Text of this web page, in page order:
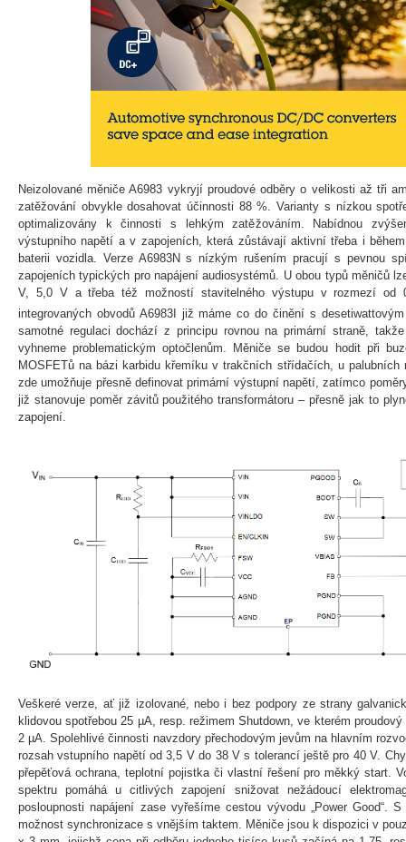
Neizolované měniče A6983 vykryjí proudové odběry o velikosti až tři
zatěžování obvykle dosahovat účinnosti 88 %. Varianty s nízkou
optimalizovány k činnosti s lehkým zatěžováním. Nabídnou
výstupního napětí a v zapojeních, která zůstávají aktivní třeba i
baterii vozidla. Verze A6983N s nízkým rušením pracují s pevnou
zapojeních typických pro napájení audiosystémů. U obou typů měničů
V, 5,0 V a třeba též možností stavitelného výstupu v rozmezí
integrovaných obvodů A6983I již máme co do činění s
samotné regulaci dochází z principu rovnou na primární straně,
vyhneme problematickým optočlenům. Měniče se budou hodit při
MOSFETů na bázi karbidu křemíku v trakčních střídačích, u palubních
zde umožňuje přesně definovat primární výstupní napětí, zatímco
již stanovuje poměr závitů použitého transformátoru – přesně jak to
zapojení.
Veškeré verze, ať již izolované, nebo i bez podpory ze strany
klidovou spotřebou 25 µA, resp. režimem Shutdown, ve kterém
2 µA. Spolehlivé činnosti navzdory přechodovým jevům na hlavním
rozsah vstupního napětí od 3,5 V do 38 V s tolerancí ještě pro 40 V.
přepěťová ochrana, teplotní pojistka či vlastní řešení pro měkký start.
spektru pomáhá u citlivých zapojení snižovat nežádoucí
posloupnosti napájení zase vyřešíme cestou vývodu „Power Good“.
možnost synchronizace s vnějším taktem. Měniče jsou k dispozici v